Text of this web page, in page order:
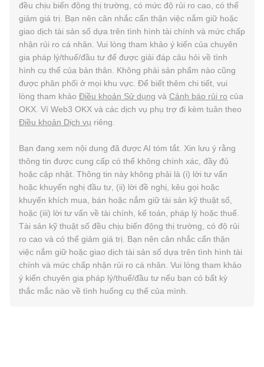
đều chịu biến động thị trường, có mức độ rủi ro cao, có thể
giảm giá trị. Bạn nên cân nhắc cẩn thận việc nắm giữ hoặc
giao dịch tài sản số dựa trên tình hình tài chính và mức chấp
nhận rủi ro cá nhân. Vui lòng tham khảo ý kiến của chuyên
gia pháp lý/thuế/đầu tư để được giải đáp câu hỏi về tình
hình cụ thể của bản thân. Không phải sản phẩm nào cũng
được phân phối ở mọi khu vực. Để biết thêm chi tiết, vui
lòng tham khảo Điều khoản Sử dụng và Cảnh báo rủi ro của
OKX. Ví Web3 OKX và các dịch vụ phụ trợ đi kèm tuân theo
Điều khoản Dịch vụ riêng.
Bạn đang xem nội dung đã được AI tóm tắt. Xin lưu ý rằng
thông tin được cung cấp có thể không chính xác, đầy đủ
hoặc cập nhật. Thông tin này không phải là (i) lời tư vấn
hoặc khuyến nghị đầu tư, (ii) lời đề nghị, kêu gọi hoặc
khuyến khích mua, bán hoặc nắm giữ tài sản kỹ thuật số,
hoặc (iii) lời tư vấn về tài chính, kế toán, pháp lý hoặc thuế.
Tài sản kỹ thuật số đều chịu biến động thị trường, có độ rủi
ro cao và có thể giảm giá trị. Bạn nên cân nhắc cẩn thận
việc nắm giữ hoặc giao dịch tài sản số dựa trên tình hình tài
chính và mức chấp nhận rủi ro cá nhân. Vui lòng tham khảo
ý kiến chuyên gia pháp lý/thuế/đầu tư nếu bạn có bất kỳ
thắc mắc nào về tình huống cụ thể của mình.